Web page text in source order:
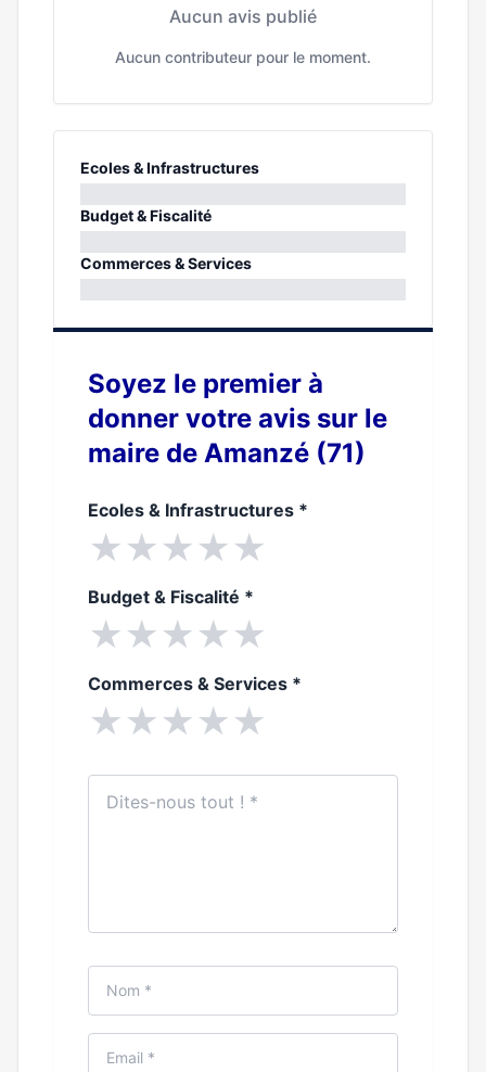
Aucun avis publié
Aucun contributeur pour le moment.
Ecoles & Infrastructures
0%
Budget & Fiscalité
0%
Commerces & Services
Soyez le premier à
donner votre avis sur le
maire de Amanzé (71)
Ecoles & Infrastructures *
★★★★★
Budget & Fiscalité *
★★★★★
Commerces & Services *
★★★★★